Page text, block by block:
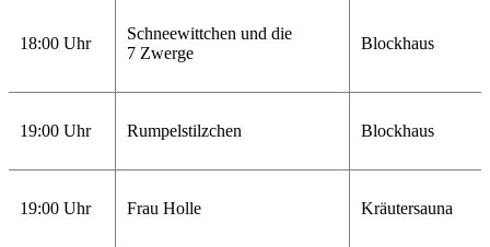
18:00 Uhr
Schneewittchen und die
7 Zwerge
Blockhaus
19:00 Uhr Rumpelstilzchen Blockhaus
19:00 Uhr Frau Holle Kräutersauna